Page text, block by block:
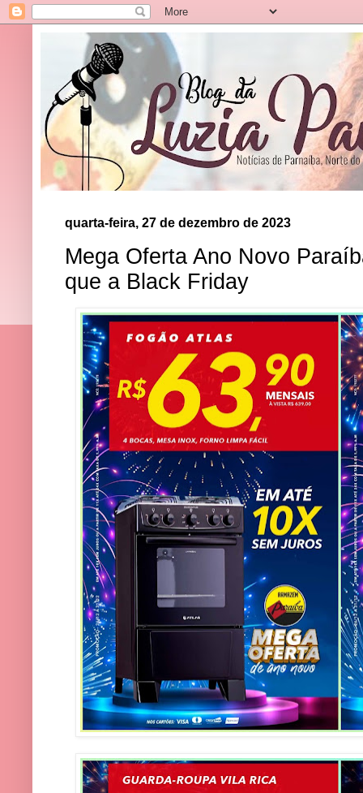
quarta-feira, 27 de dezembro de 2023
Mega Oferta Ano Novo
que a Black Friday